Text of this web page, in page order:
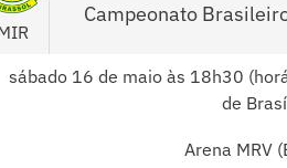
Campeonato
sábado 16 de maio às 18h30
de
Arena MRV